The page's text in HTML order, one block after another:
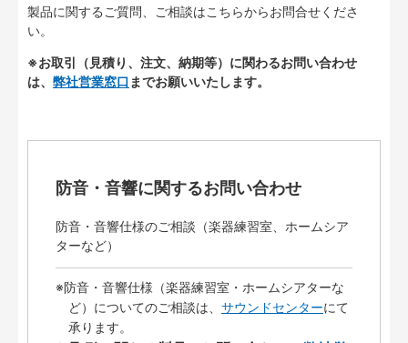
製品に関するご質問、ご相談はこちらからお問合せくださ
い。
※お取引（見積り、注文、納期等）に関わるお問い合わせ
は、 弊社営業窓口 までお願いいたします。
防音・音響に関するお問い合わせ
防音・音響仕様のご相談（楽器練習室、ホームシア
ターなど）
※防音・音響仕様（楽器練習室・ホームシアターな
ど）についてのご相談は、 サウンドセンターにて
承ります。